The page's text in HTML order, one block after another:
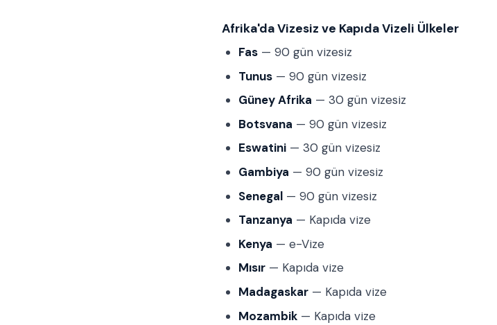
Afrika'da Vizesiz ve Kapıda Vizeli Ülkeler
Fas — 90 gün vizesiz
Tunus — 90 gün vizesiz
Güney Afrika — 30 gün vizesiz
Botsvana — 90 gün vizesiz
Eswatini — 30 gün vizesiz
Gambiya — 90 gün vizesiz
Senegal — 90 gün vizesiz
Tanzanya — Kapıda vize
Kenya — e-Vize
Mısır — Kapıda vize
Madagaskar — Kapıda vize
Mozambik — Kapıda vize